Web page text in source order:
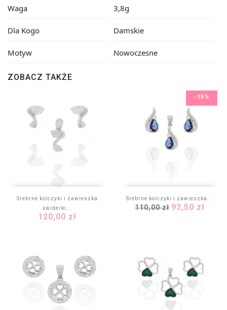
Waga 3,8g
Dla Kogo Damskie
Motyw Nowoczesne
ZOBACZ TAKŻE
Srebrne kolczyki i zawieszka
świderki...
Cena
120,00 zł
Srebrne kolczyki i zawieszka...
Cena
110,00 zł Cena
93,50 zł
-15%